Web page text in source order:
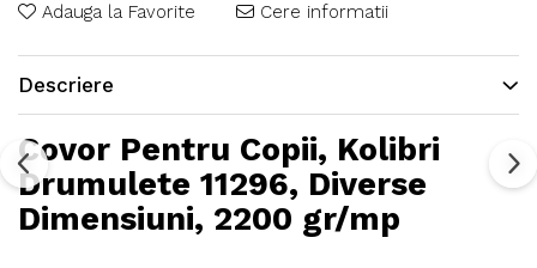
Adauga la Favorite Cere informatii
Descriere
Covor Pentru Copii, Kolibri
Drumulete 11296, Diverse
Dimensiuni, 2200 gr/mp